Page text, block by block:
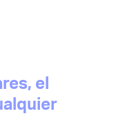
el